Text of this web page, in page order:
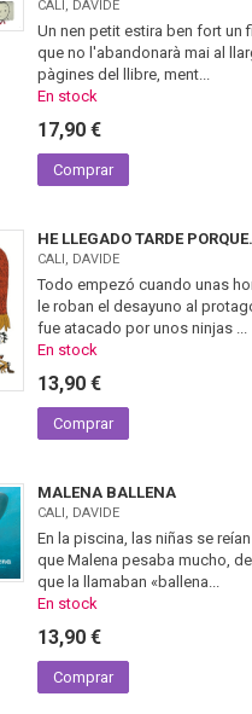
CALI, DAVIDE
Un nen petit estira ben fort un
que no l'abandonarà mai al
pàgines del llibre, ment...
En stock
17,90 €
Comprar
HE LLEGADO TARDE
CALI, DAVIDE
Todo empezó cuando unas
le roban el desayuno al
fue atacado por unos ninjas ...
En stock
13,90 €
Comprar
MALENA BALLENA
CALI, DAVIDE
En la piscina, las niñas se
que Malena pesaba mucho,
que la llamaban «ballena...
En stock
13,90 €
Comprar